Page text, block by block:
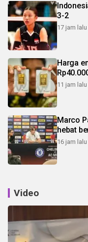
3-2
17 jam lalu
Harga
11 jam lalu
Marco
hebat
16 jam lalu
Video